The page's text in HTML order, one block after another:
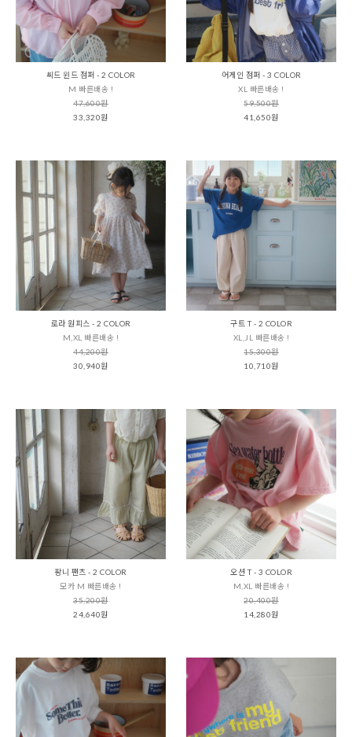
씨드 윈드 점퍼 - 2 COLOR
M 빠른배송 !
47,600원
33,320원
어게인 점퍼 - 3 COLOR
XL 빠른배송 !
59,500원
41,650원
로라 원피스 - 2 COLOR
M,XL 빠른배송 !
44,200원
30,940원
구트 T - 2 COLOR
XL,JL 빠른배송 !
15,300원
10,710원
팡니 팬츠 - 2 COLOR
모카 M 빠른배송 !
35,200원
24,640원
오션 T - 3 COLOR
M,XL 빠른배송 !
20,400원
14,280원